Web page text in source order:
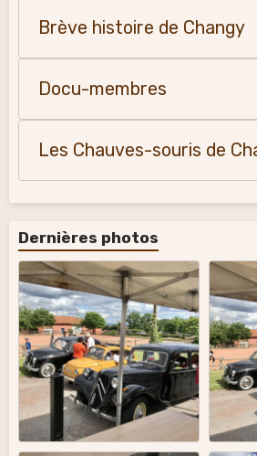
Brève histoire de Changy
Docu-membres
Les Chauves-souris de
Dernières photos